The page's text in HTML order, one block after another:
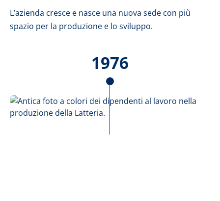
L’azienda cresce e nasce una nuova sede con più
spazio per la produzione e lo sviluppo.
1976